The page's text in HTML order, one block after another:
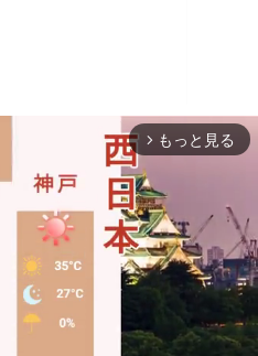
arrow_forward_ios もっと見る